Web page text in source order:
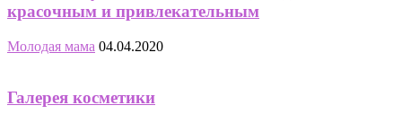
красочным и привлекательным
Молодая мама 04.04.2020
Галерея косметики